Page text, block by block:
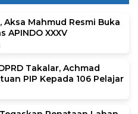
Mahmud Resmi Buka
APINDO XXXV
Takalar, Achmad
PIP Kepada 106 Pelajar